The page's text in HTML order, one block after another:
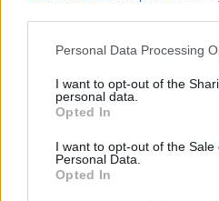
Please note that this website/
not limited to your visit or usage
grant or deny consent to Google
use your data for below
consent section.
Personal Data Processing
I want to opt-out of the
personal data.
Opted In
I want to opt-out of the Sale
Personal Data.
Opted In